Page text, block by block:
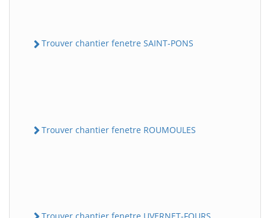
Trouver chantier fenetre SAINT-PONS
Trouver chantier fenetre ROUMOULES